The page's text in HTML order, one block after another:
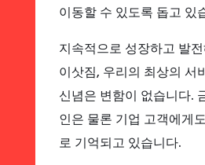
이동할 수 있도록 돕고 있
지속적으로 성장하고 발
이삿짐, 우리의 최상의 서
신념은 변함이 없습니다.
인은 물론 기업 고객에게
로 기억되고 있습니다.